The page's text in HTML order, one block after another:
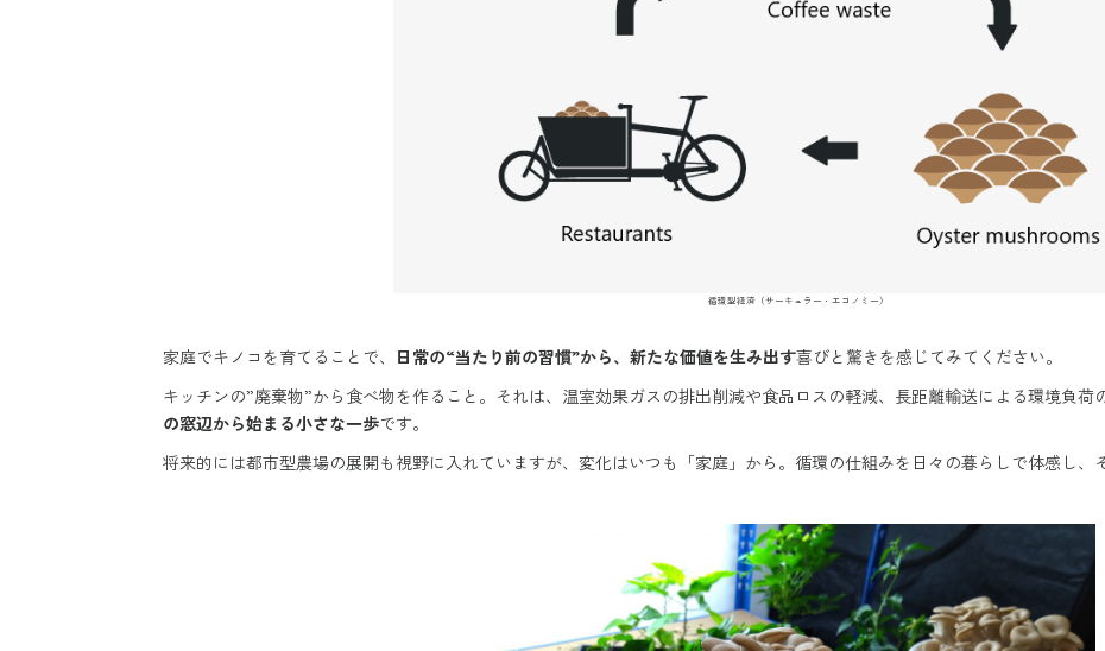
循環型経済（サーキュラー・エコノミー）
家庭でキノコを育てることで、 日常の“当たり前の習慣”から、新たな価値を生み出す喜びと驚きを感じてみてください。
キッチンの”廃棄物”から食べ物を作ること。それは、温室効果ガスの排出削減や食品ロスの軽減、長距離輸送による環境負
の窓辺から始まる小さな一歩です。
将来的には都市型農場の展開も視野に入れていますが、変化はいつも「家庭」から。循環の仕組みを日々の暮らしで体感し、